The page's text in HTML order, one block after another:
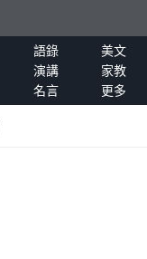
語錄
美文
演講
家教
名言 更多